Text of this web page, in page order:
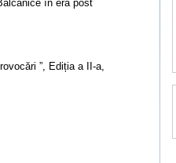
în era post
”, Ediția a II-a,